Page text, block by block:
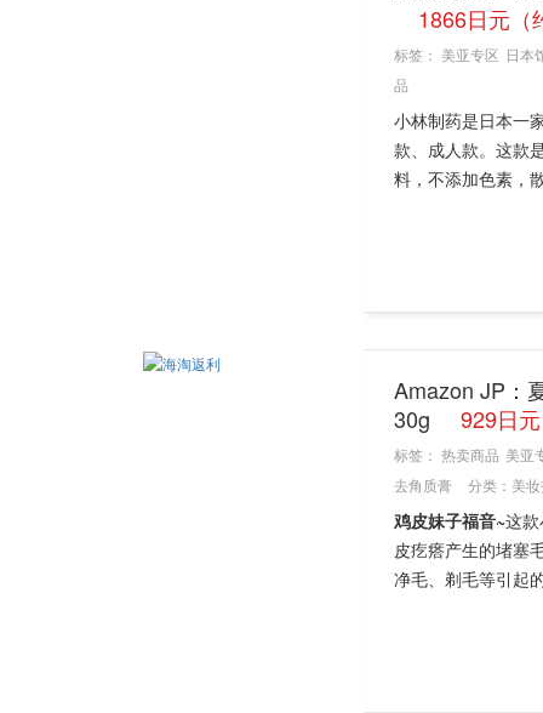
1866日元（
标签： 美亚专区 日本
品
小林制药是日本一
款、成人款。这款
料，不添加色素，
Amazon JP：
30g
929日
标签： 热卖商品 美亚
去角质膏
分类： 美
鸡皮妹子福音~这
皮疙瘩产生的堵塞
净毛、剃毛等引起